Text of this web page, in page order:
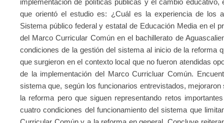
implementación de políticas públicas y el cambio educativo,
que orientó el estudio es: ¿Cuál es la experiencia de los
Sistema público federal y estatal de Educación Media en el
del Marco Curricular Común en el bachillerato de
condiciones de la gestión del sistema al inicio de la reforma
que surgieron en el contexto local que no fueron atendidas
de la implementación del Marco Curricluar Común.
sistema que, según los funcionarios entrevistados,
la reforma pero que siguen representando retos
cuatro condiciones del funcionamiento del sistema que